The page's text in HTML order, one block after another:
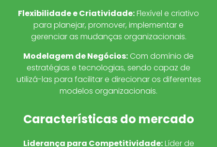
Flexibilidade e Criatividade:Flexível e criativo
para planejar, promover, implementar e
gerenciar as mudanças organizacionais.
Modelagem de Negócios: Com domínio de
estratégias e tecnologias, sendo capaz de
utilizá-las para facilitar e direcionar os diferentes
modelos organizacionais.
Características do mercado
Liderança para Competitividade:Líder de